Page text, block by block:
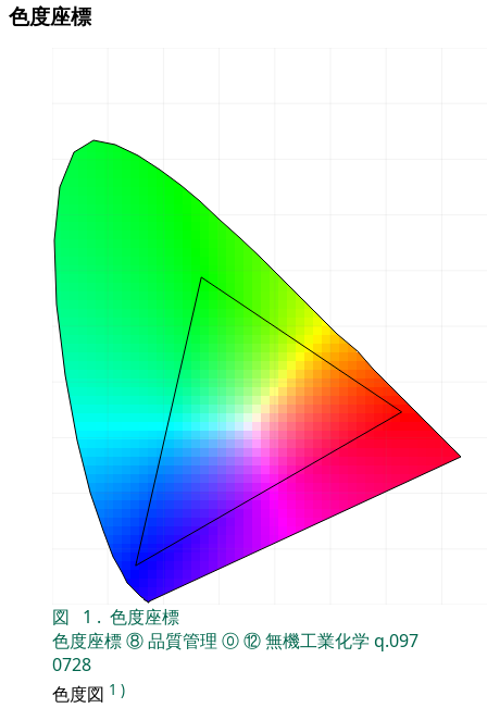
色度座標
図 1 . 色度座標
色度座標⑧品質管理 ⓪⑫無機工業化学 q.097
0728
色度図 1 )